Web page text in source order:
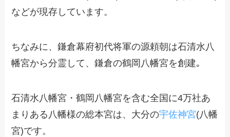
などが現存しています。
ちなみに、鎌倉幕府初代将軍の源頼朝は石清水八
幡宮から分霊して、鎌倉の鶴岡八幡宮を創建｡
石清水八幡宮・鶴岡八幡宮を含む全国に4万社あ
まりある八幡様の総本宮は、大分の宇佐神宮(八幡
宮)です。